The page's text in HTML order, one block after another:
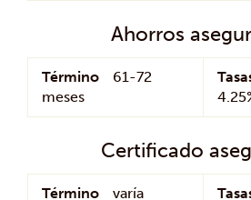
Ahorros
Término
61-72
meses
Certificado
Término varía